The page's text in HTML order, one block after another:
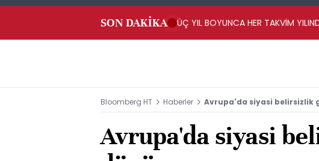
SON DAKİKA
ÜÇ YIL BOYUNCA HER TAKVİM
Bloomberg HT Haberler Avrupa'da siyasi belirsizlik
Avrupa'da siyasi